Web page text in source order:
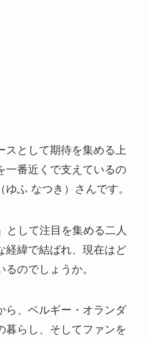
スとして期待を集める上
一番近くで支えているの
ふ なつき）さんです。
として注目を集める二人
経緯で結ばれ、現在はど
のでしょうか。
ら、ベルギー・オランダ
暮らし、そしてファンを